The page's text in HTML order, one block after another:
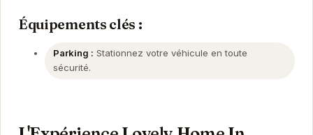
Équipements clés :
Parking : Stationnez votre véhicule en toute
sécurité.